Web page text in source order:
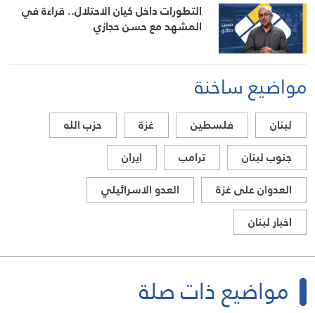
التطورات داخل كيان الاحتلال.. قراءة في
المشهد مع حسن حجازي
مواضيع ساخنة
لبنان فلسطين غزة
حزب الله
جنوب لبنان
ترامب
ايران
العدوان على غزة
العدو الاسرائيلي
اخبار لبنان
مواضيع ذات صلة